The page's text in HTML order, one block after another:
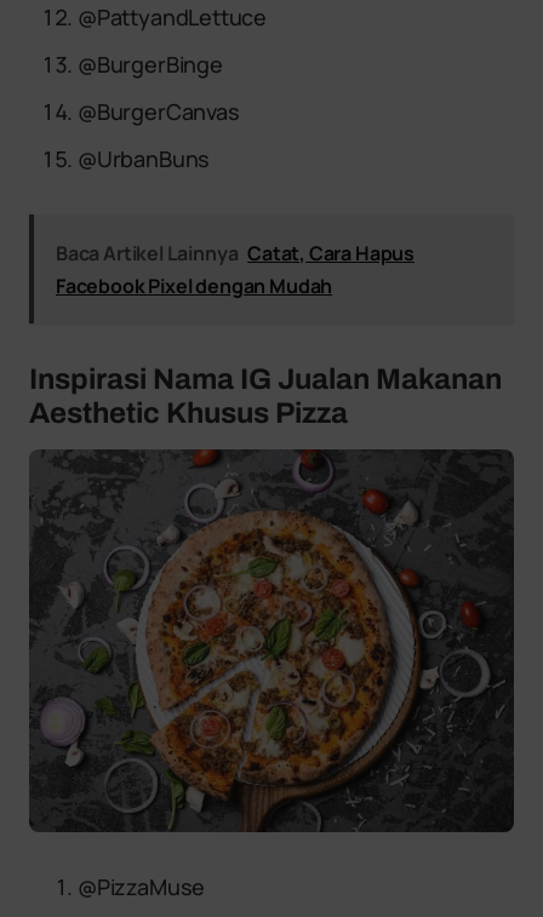
@PattyandLettuce
@BurgerBinge
@BurgerCanvas
@UrbanBuns
Baca Artikel Lainnya Catat, Cara Hapus
Facebook Pixel dengan Mudah
Inspirasi Nama IG Jualan Makanan
Aesthetic Khusus Pizza
@PizzaMuse